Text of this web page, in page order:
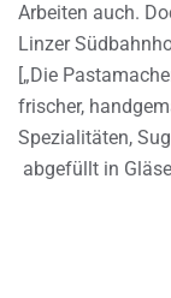
Arbeiten auch.
Linzer
[„Die
frischer,
Spezialitäten,
abgefüllt in